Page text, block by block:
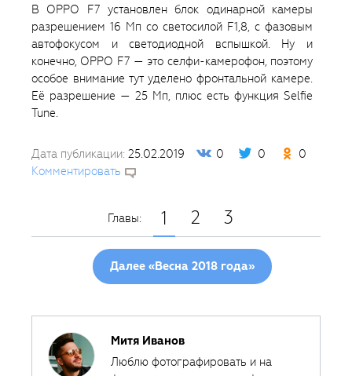
В OPPO F7 установлен блок одинарной камеры
разрешением 16 Мп со светосилой F1,8, с фазовым
автофокусом и светодиодной вспышкой. Ну и
конечно, OPPO F7 — это селфи-камерофон, поэтому
особое внимание тут уделено фронтальной камере.
Её разрешение — 25 Мп, плюс есть функция Selfie
Tune.
Дата публикации: 25.02.2019 0 0
0
Комментировать
Главы: 1 2 3
Далее «Весна 2018 года»
Митя Иванов
Люблю фотографировать и на